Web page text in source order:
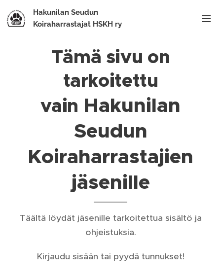
Hakunilan Seudun
Koiraharrastajat HSKH ry
Tämä sivu on
tarkoitettu
vain Hakunilan
Seudun
Koiraharrastajien
jäsenille
Täältä löydät jäsenille tarkoitettua sisältö ja
ohjeistuksia.
Kirjaudu sisään tai pyydä tunnukset!